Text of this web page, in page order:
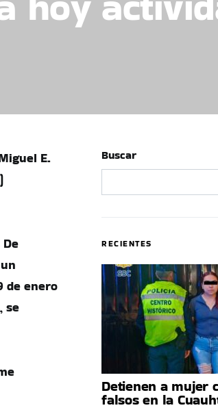
E.
de enero
se
Buscar
RECIENTES
Detienen a mujer
falsos en la